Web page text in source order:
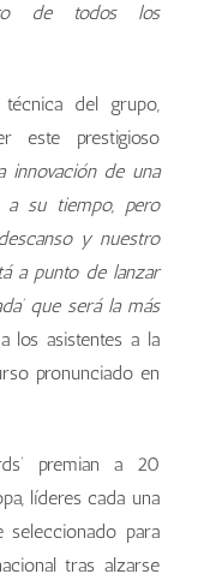
de todos los
técnica del grupo,
este prestigioso
innovación de una
a su tiempo, pero
y nuestro
a punto de lanzar
que será la más
los asistentes a la
pronunciado en
premian a 20
líderes cada una
para
tras alzarse